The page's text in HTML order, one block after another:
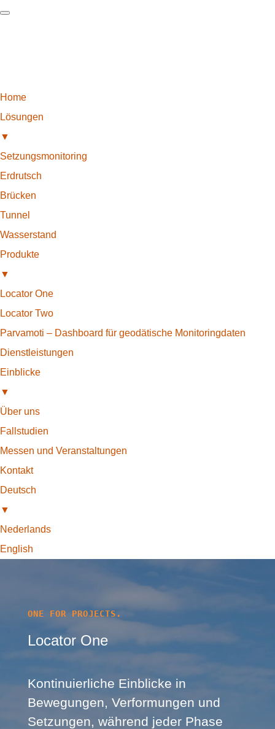
Home
Lösungen
▼
Setzungsmonitoring
Erdrutsch
Brücken
Tunnel
Wasserstand
Produkte
▼
Locator One
Locator Two
Parvamoti – Dashboard für geodätische Monitoringdaten
Dienstleistungen
Einblicke
▼
Über uns
Fallstudien
Messen und Veranstaltungen
Kontakt
Deutsch
▼
Nederlands
English
ONE FOR PROJECTS.
Locator One
Kontinuierliche Einblicke in
Bewegungen, Verformungen und
Setzungen, während jeder Phase